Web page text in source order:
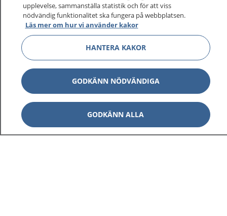
sjukdomar och vilka mottagningar du kan kontakta.
Logga in för att läsa din journal och göra dina
vårdärenden. Ring telefonnummer 1177 för
sjukvårdsrådgivning dygnet runt.
1177 ger dig råd när du vill må bättre.
1177 på flera språk Visa
upplevelse, sammanställa statistik och för att viss
nödvändig funktionalitet ska fungera på webbplatsen.
Läs mer om hur vi använder kakor
HANTERA KAKOR
GODKÄNN NÖDVÄNDIGA
GODKÄNN ALLA